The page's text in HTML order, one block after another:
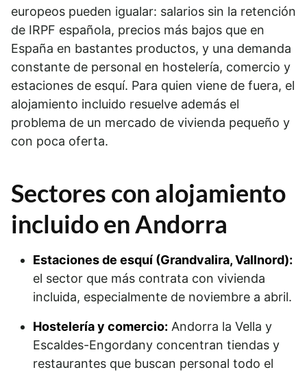
europeos pueden igualar: salarios sin la retención
de IRPF española, precios más bajos que en
España en bastantes productos, y una demanda
constante de personal en hostelería, comercio y
estaciones de esquí. Para quien viene de fuera, el
alojamiento incluido resuelve además el
problema de un mercado de vivienda pequeño y
con poca oferta.
Sectores con alojamiento
incluido en Andorra
Estaciones de esquí (Grandvalira, Vallnord):
el sector que más contrata con vivienda
incluida, especialmente de noviembre a abril.
Hostelería y comercio: Andorra la Vella y
Escaldes-Engordany concentran tiendas y
restaurantes que buscan personal todo el